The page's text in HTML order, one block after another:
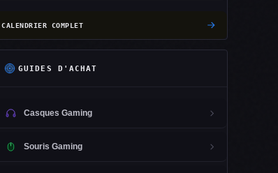
CALENDRIER COMPLET
GUIDES D'ACHAT
Casques Gaming
Souris Gaming